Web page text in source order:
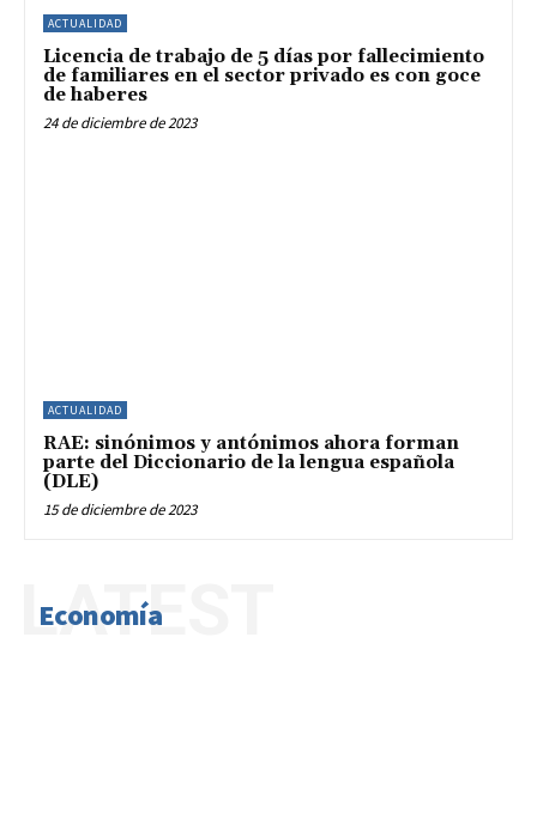
ACTUALIDAD
Licencia de trabajo de 5 días por fallecimiento
de familiares en el sector privado es con goce
de haberes
24 de diciembre de 2023
ACTUALIDAD
RAE: sinónimos y antónimos ahora forman
parte del Diccionario de la lengua española
(DLE)
15 de diciembre de 2023
Economía
LATEST